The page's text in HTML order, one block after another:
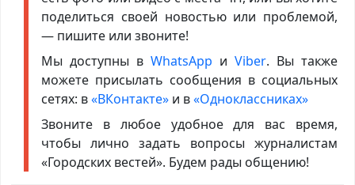
поделиться своей новостью или проблемой,
— пишите или звоните!
Мы доступны в WhatsApp иViber. Вы также
можете присылать сообщения в социальных
сетях: в«ВКонтакте»и в«Одноклассниках»
Звоните в любое удобное для вас время,
чтобы лично задать вопросы журналистам
«Городских вестей». Будем рады общению!